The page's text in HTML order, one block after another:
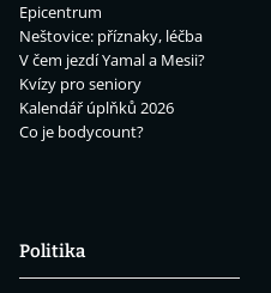
Epicentrum
Neštovice: příznaky, léčba
V čem jezdí Yamal a Mesii?
Kvízy pro seniory
Kalendář úplňků 2026
Co je bodycount?
Politika